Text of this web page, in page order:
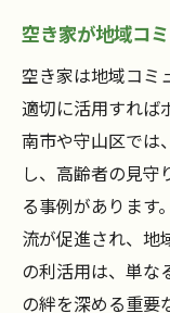
空き家が地域コ
空き家は地域コミ
適切に活用すれば
南市や守山区では
し、高齢者の見守
る事例があります
流が促進され、地
の利活用は、単な
の絆を深める重要